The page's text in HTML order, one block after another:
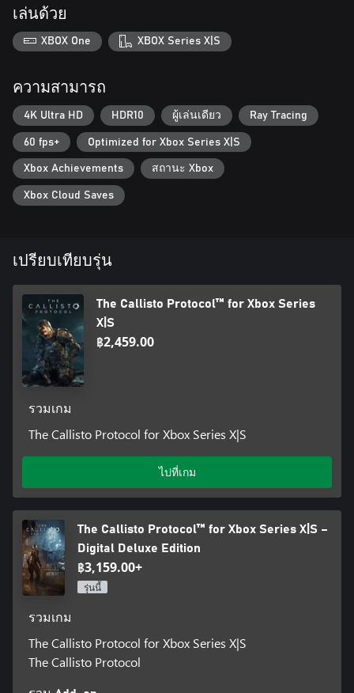
no manual saves and your progress is reset to the beginning of
the chapter if you die. As well as 14 all-new ways for Jacob to die
at the at the hands of the Biophage, and the Watchtower Skin
Collection.
Riot Bundle: Venture into a previously undiscovered area in the
Mode – battle through increasingly difficult waves of enemies,
earning credits to unlock powerful upgrades and purchase health
and resources to help you survive. The bundle also includes 11
new death animations and the Prospector Skin Collection.
Final Transmission: The Biophage virus threatens to spread
beyond the walls of Black Iron Prison. Battle new enemies with
redeem yourself.
The Digital Deluxe Edition also includes: Snake Skin Collection
Retro Prison Skin Collection Biophage Skin Collection AMD
Radeon™ Skin Collection
เล่นด้วย
XBOX One XBOX Series X|S
ความสามารถ
4K Ultra HD HDR10 ผู้เล่นเดียว Ray Tracing
60 fps+ Optimized for Xbox Series X|S
Xbox Achievements สถานะ Xbox
Xbox Cloud Saves
เปรียบเทียบรุ่น
The Callisto Protocol™ for Xbox Series
X|S
฿2,459.00
รวมเกม
The Callisto Protocol for Xbox Series X|S
ไปที่เกม
The Callisto Protocol™ for Xbox Series X|S –
Digital Deluxe Edition
฿3,159.00+
รุ่นนี้
รวมเกม
The Callisto Protocol for Xbox Series X|S
The Callisto Protocol